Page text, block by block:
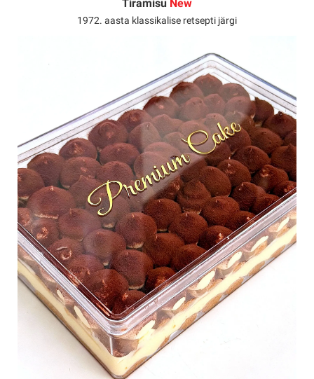
Tiramisu New
1972. aasta klassikalise retsepti järgi